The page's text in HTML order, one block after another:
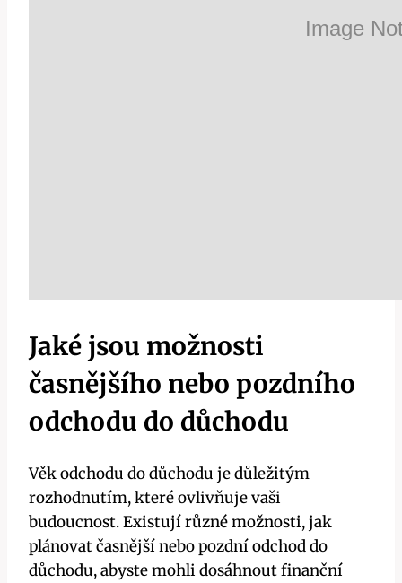
Jaké jsou možnosti
časnějšího nebo pozdního
odchodu do důchodu
Věk odchodu do důchodu je důležitým
rozhodnutím, které ovlivňuje vaši
budoucnost. Existují různé možnosti, jak
plánovat časnější nebo pozdní odchod do
důchodu, abyste mohli dosáhnout finanční